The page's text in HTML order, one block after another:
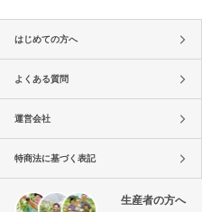
はじめての方へ
よくある質問
運営会社
特商法に基づく表記
生産者の方へ